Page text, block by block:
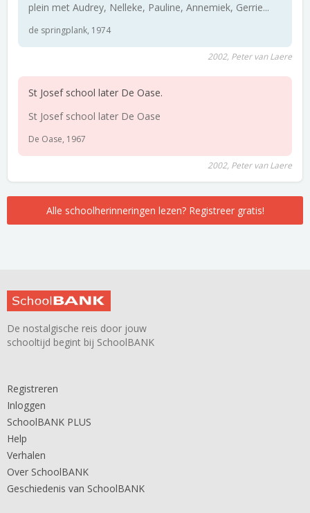
plein met Audrey, Nelleke, Pauline, Annemiek, Gerrie...
de springplank, 1974
2002, Peter van Laere
St Josef school later De Oase.
St Josef school later De Oase
De Oase, 1967
2002, Peter van Laere
Alle schoolherinneringen lezen? Registreer gratis!
De nostalgische reis door jouw
schooltijd begint bij SchoolBANK
Registreren
Inloggen
SchoolBANK PLUS
Help
Verhalen
Over SchoolBANK
Geschiedenis van SchoolBANK